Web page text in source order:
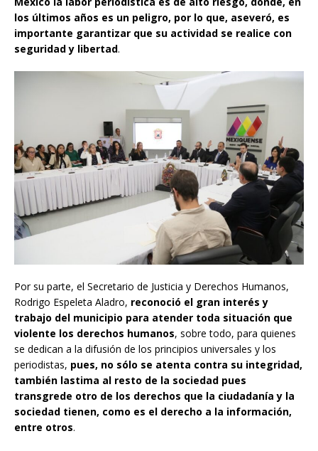
los últimos años es un peligro, por lo que, aseveró, es
importante garantizar que su actividad se realice con
seguridad y libertad.
Por su parte, el Secretario de Justicia y Derechos Humanos,
Rodrigo Espeleta Aladro, reconoció el gran interés y
trabajo del municipio para atender toda situación que
violente los derechos humanos, sobre todo, para quienes
se dedican a la difusión de los principios universales y los
periodistas, pues, no sólo se atenta contra su integridad,
también lastima al resto de la sociedad pues
transgrede otro de los derechos que la ciudadanía y la
sociedad tienen, como es el derecho a la información,
entre otros.